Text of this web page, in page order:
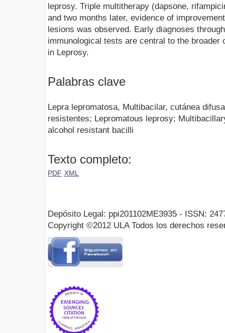
leprosy. Triple multitherapy (dapsone,
and two months later, evidence of
lesions was observed. Early diagnoses
immunological tests are central to the
in Leprosy.
Palabras clave
Lepra lepromatosa, Multibacilar, cutánea
resistentes; Lepromatous leprosy;
alcohol resistant bacilli
Texto completo:
PDF XML
Depósito Legal: ppi201102ME3935 - ISSN:
Copyright ©2012 ULA Todos los derechos